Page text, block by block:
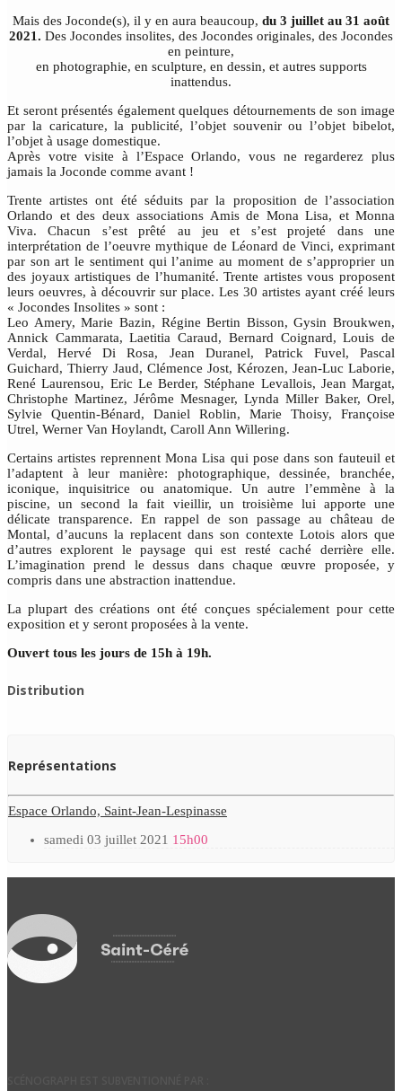
Mais des Joconde(s), il y en aura beaucoup, du 3 juillet au 31 août
2021. Des Jocondes insolites, des Jocondes originales, des Jocondes
en peinture,
en photographie, en sculpture, en dessin, et autres supports
inattendus.
Et seront présentés également quelques détournements de son image
par la caricature, la publicité, l’objet souvenir ou l’objet bibelot,
l’objet à usage domestique.
Après votre visite à l’Espace Orlando, vous ne regarderez plus
jamais la Joconde comme avant !
Trente artistes ont été séduits par la proposition de l’association
Orlando et des deux associations Amis de Mona Lisa, et Monna
Viva. Chacun s’est prêté au jeu et s’est projeté dans une
interprétation de l’oeuvre mythique de Léonard de Vinci, exprimant
par son art le sentiment qui l’anime au moment de s’approprier un
des joyaux artistiques de l’humanité. Trente artistes vous proposent
leurs oeuvres, à découvrir sur place. Les 30 artistes ayant créé leurs
« Jocondes Insolites » sont :
Leo Amery, Marie Bazin, Régine Bertin Bisson, Gysin Broukwen,
Annick Cammarata, Laetitia Caraud, Bernard Coignard, Louis de
Verdal, Hervé Di Rosa, Jean Duranel, Patrick Fuvel, Pascal
Guichard, Thierry Jaud, Clémence Jost, Kérozen, Jean-Luc Laborie,
René Laurensou, Eric Le Berder, Stéphane Levallois, Jean Margat,
Christophe Martinez, Jérôme Mesnager, Lynda Miller Baker, Orel,
Sylvie Quentin-Bénard, Daniel Roblin, Marie Thoisy, Françoise
Utrel, Werner Van Hoylandt, Caroll Ann Willering.
Certains artistes reprennent Mona Lisa qui pose dans son fauteuil et
l’adaptent à leur manière: photographique, dessinée, branchée,
iconique, inquisitrice ou anatomique. Un autre l’emmène à la
piscine, un second la fait vieillir, un troisième lui apporte une
délicate transparence. En rappel de son passage au château de
Montal, d’aucuns la replacent dans son contexte Lotois alors que
d’autres explorent le paysage qui est resté caché derrière elle.
L’imagination prend le dessus dans chaque œuvre proposée, y
compris dans une abstraction inattendue.
La plupart des créations ont été conçues spécialement pour cette
exposition et y seront proposées à la vente.
Ouvert tous les jours de 15h à 19h.
Distribution
Représentations
Espace Orlando, Saint-Jean-Lespinasse
samedi 03 juillet 2021 15h00